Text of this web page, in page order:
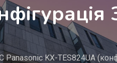
Panasonic KX-TES824UA